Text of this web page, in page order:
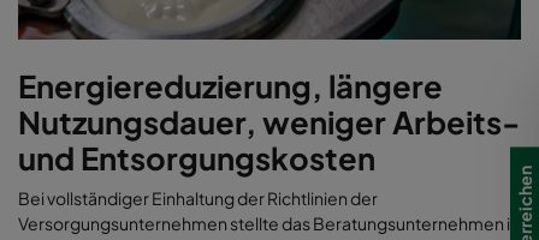
Energiereduzierung, längere
Nutzungsdauer, weniger Arbeits-
und Entsorgungskosten
Bei vollständiger Einhaltung der Richtlinien der
Versorgungsunternehmen stellte das Beratungsunternehmen in